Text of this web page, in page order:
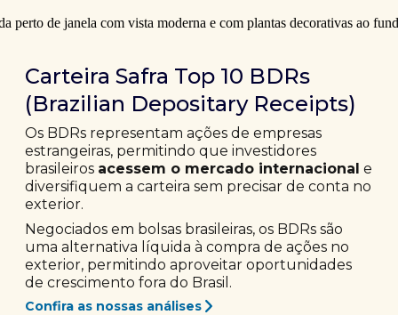
Carteira Safra Top 10 BDRs
(Brazilian Depositary Receipts)
Os BDRs representam ações de empresas
estrangeiras, permitindo que investidores
brasileiros acessem o mercado internacional e
diversifiquem a carteira sem precisar de conta no
exterior.
Negociados em bolsas brasileiras, os BDRs são
uma alternativa líquida à compra de ações no
exterior, permitindo aproveitar oportunidades
de crescimento fora do Brasil.
Confira as nossas análises